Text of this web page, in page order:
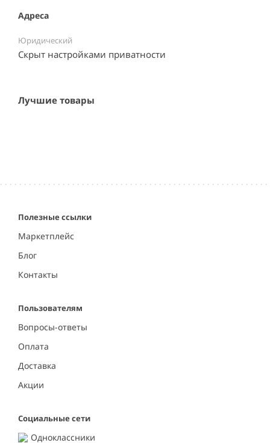
Адреса
Юридический
Скрыт настройками приватности
Лучшие товары
Полезные ссылки
Маркетплейс
Блог
Контакты
Пользователям
Вопросы-ответы
Оплата
Доставка
Акции
Социальные сети
Одноклассники